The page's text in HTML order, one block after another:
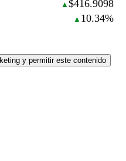
▲ $416.9098
▲ 10.34%
y permitir este contenido